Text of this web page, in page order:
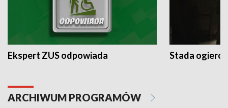
Ekspert ZUS odpowiada Stada
ARCHIWUM PROGRAMÓW